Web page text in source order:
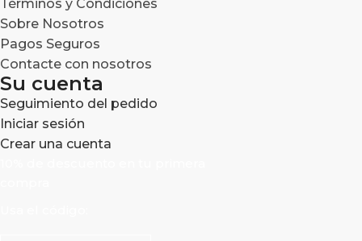
Términos y Condiciones
Sobre Nosotros
Pagos Seguros
Contacte con nosotros
Su cuenta
Seguimiento del pedido
Iniciar sesión
Crear una cuenta